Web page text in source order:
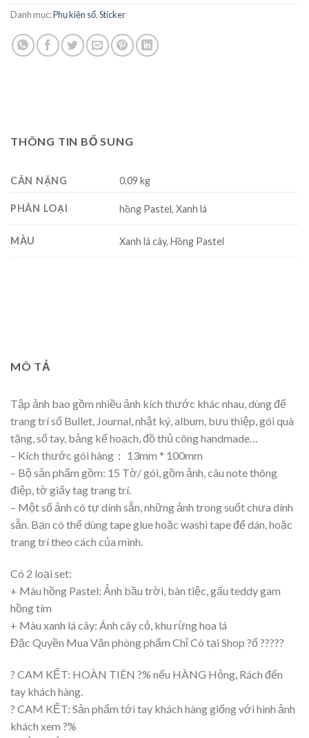
Danh mục:Phụ kiện sổ,Sticker
THÔNG TIN BỔ SUNG
CÂN NẶNG 0.09 kg
PHÂN LOẠI hồng Pastel, Xanh lá
MÀU Xanh lá cây, Hồng Pastel
MÔ TẢ
Tập ảnh bao gồm nhiều ảnh kích thước khác nhau, dùng để
trang trí sổ Bullet, Journal, nhật ký, album, bưu thiệp, gói quà
tặng, sổ tay, bảng kế hoạch, đồ thủ công handmade…
– Kích thước gói hàng： 13mm * 100mm
– Bộ sản phẩm gồm: 15 Tờ/ gói, gồm ảnh, câu note thông
điệp, tờ giấy tag trang trí.
– Một số ảnh có tự dính sẵn, những ảnh trong suốt chưa dính
sẵn. Bạn có thể dùng tape glue hoặc washi tape để dán, hoặc
trang trí theo cách của mình.
Có 2 loại set:
+ Màu hồng Pastel: Ảnh bầu trời, bàn tiệc, gấu teddy gam
hồng tím
+ Màu xanh lá cây: Ánh cây cỏ, khu rừng hoa lá
Đặc Quyền Mua Văn phòng phẩm Chỉ Có tại Shop ?ổ ?????
? CAM KẾT: HOÀN TIÊN ?% nếu HÀNG Hỏng, Rách đến
tay khách hàng.
? CAM KẾT: Sản phẩm tới tay khách hàng giống với hình ảnh
khách xem ?%